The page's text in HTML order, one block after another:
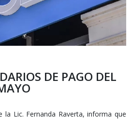
DE PAGO DEL
la Lic. Fernanda Raverta, informa que